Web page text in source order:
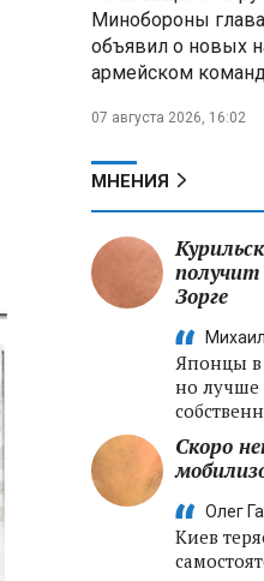
Хотите
городах —
отдалённые
Харьковской
Сити»,
украинские
Минобороны
объявил о новых
армейском
07 августа 2026, 16:02
МНЕНИЯ
получит
Зорге
Японцы в
но
Скоро
Олег
Киев